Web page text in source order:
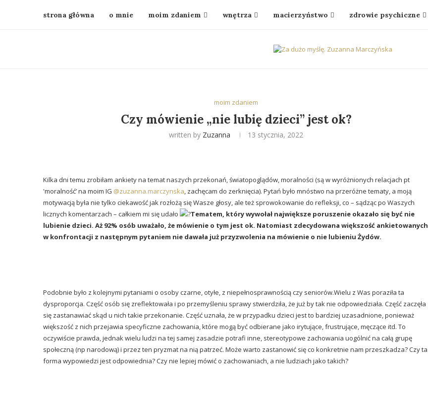
strona główna o mnie moim zdaniem wnętrza macierzyństwo zdrowie psychiczne
moim zdaniem
Czy mówienie „nie lubię dzieci” jest ok?
written by Zuzanna 13 stycznia, 2022
Kilka dni temu zrobiłam ankiety na temat naszych przekonań, światopoglądów, moralności (są w wyróżnionych relacjach pt
'moralność’ na moim IG @zuzanna.marczynska, zachęcam do zerknięcia). Pytań było mnóstwo na przeróżne tematy, a moją
motywacją była nie tylko ciekawość jak rozłożą się Wasze głosy, ale też sprowokowanie do refleksji, co – sądząc po Waszych
licznych komentarzach – całkiem mi się udało
Tematem, który wywołał największe poruszenie okazało się być nie
lubienie dzieci. Aż 92% osób uważało, że mówienie o tym jest ok. Natomiast zdecydowana większość ankietowanych
w konfrontacji z następnym pytaniem nie dawała już przyzwolenia na mówienie o nie lubieniu Żydów.
Podobnie było z kolejnymi pytaniami o osoby czarne, otyłe, z niepełnosprawnością czy seniorów.Wielu z Was poraziła ta
dysproporcja. Część osób się zreflektowała i po przemyśleniu sprawy stwierdziła, że już by tak nie odpowiedziała. Część zaczęła
się zastanawiać skąd u nich takie przekonanie. Część uznała, że w przypadku dzieci jest to bardziej uzasadnione, ponieważ
większość z nich przejawia specyficzne zachowania, które mogą być odbierane jako irytujące, frustrujące, męczące itd. To
oczywiście prawda, jednak wielu ludzi na tej samej zasadzie potrafi inne, stereotypowe zachowania uogólnić na całą grupę
społeczną (np narodową) i przez ten pryzmat na nią patrzeć. Może warto zastanowić się co konkretnie nam przeszkadza? Czy ta
forma wypowiedzi jest odpowiednia? Czy nie lepiej mówić o zachowaniach, a nie ludziach jako takich?